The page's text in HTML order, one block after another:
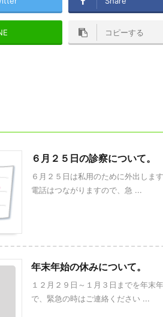
コピーする
６月２５日の診察について。
６月２５日は私用のために外出しま
電話はつながりますので、急 ...
年末年始の休みについて。
１２月２９日～１月３日までを年末
で、緊急の時はご連絡ください ...